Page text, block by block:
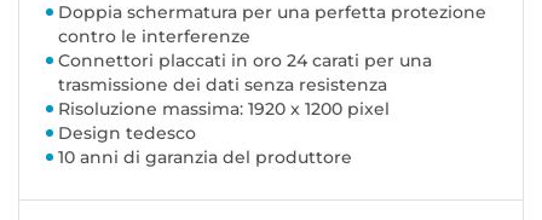
Doppia schermatura per una perfetta protezione
contro le interferenze
Connettori placcati in oro 24 carati per una
trasmissione dei dati senza resistenza
Risoluzione massima: 1920 x 1200 pixel
Design tedesco
10 anni di garanzia del produttore